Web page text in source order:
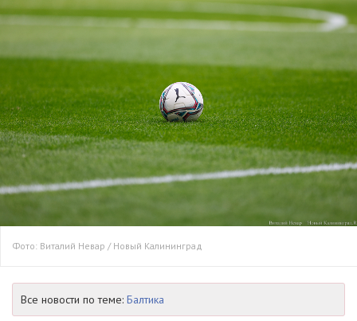
Фото: Виталий Невар / Новый Калининград
Все новости по теме: Балтика